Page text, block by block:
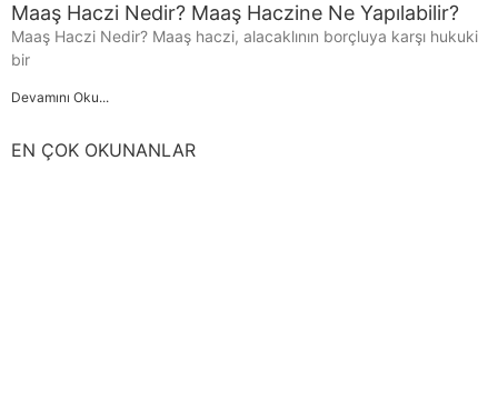
Maaş Haczi Nedir? Maaş Haczine Ne Yapılabilir?
Maaş Haczi Nedir? Maaş haczi, alacaklının borçluya karşı hukuki
bir
Devamını Oku...
EN ÇOK OKUNANLAR